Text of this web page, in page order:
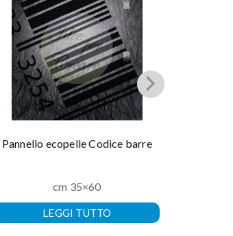
Pannello ecopelle Codice barre
cm 35×60
LEGGI TUTTO